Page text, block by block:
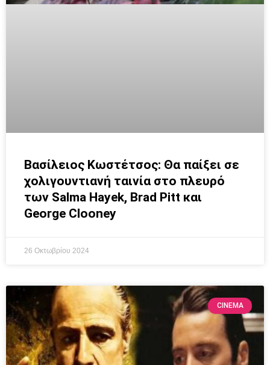
Βασίλειος Κωστέτσος: Θα παίξει σε
χολιγουντιανή ταινία στο πλευρό
των Salma Hayek, Brad Pitt και
George Clooney
26 Οκτωβρίου 2024
CINEMA